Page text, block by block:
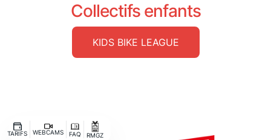
Collectifs enfants
KIDS BIKE LEAGUE
TARIFS WEBCAMS FAQ RMGZ